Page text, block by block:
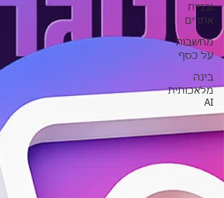
ובניית
אתרים
מחשבות
על כסף
בינה
מלאכותית
AI